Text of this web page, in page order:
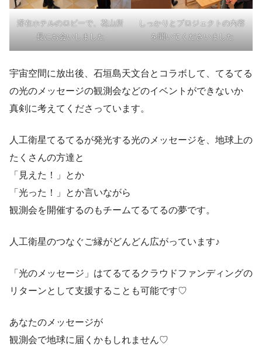
滞在ホテルのロビーで、花山所
長にお会いしました
しっかりとプロジェクトの内容
を聞いてくださいました
宇宙空間に放出後、石垣島天文台とコラボして、てるてる
の光のメッセージの観測会などのイベントができないか
真剣に考えてくださっています。
人工衛星てるてるが発光する光のメッセージを、地球上の
たくさんの方達と
「見えた！」とか
「光った！」とか言いながら
観測会を開催するのもチームてるてるの夢です。
人工衛星のつなぐご縁がどんどん広がっています♪
「光のメッセージ」はてるてるクラウドファンディングの
リターンとして支援することも可能です♡
あなたのメッセージが
観測会で地球に届くかもしれません♡